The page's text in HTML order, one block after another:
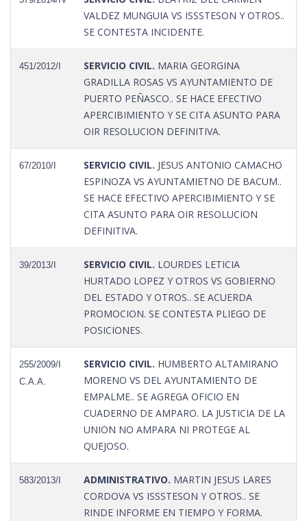
VALDEZ MUNGUIA VS ISSSTESON Y OTROS..
SE CONTESTA INCIDENTE.
451/2012/I SERVICIO CIVIL. MARIA GEORGINA
GRADILLA ROSAS VS AYUNTAMIENTO DE
PUERTO PEÑASCO.. SE HACE EFECTIVO
APERCIBIMIENTO Y SE CITA ASUNTO PARA
OIR RESOLUCION DEFINITIVA.
67/2010/I SERVICIO CIVIL. JESUS ANTONIO CAMACHO
ESPINOZA VS AYUNTAMIETNO DE BACUM..
SE HACE EFECTIVO APERCIBIMIENTO Y SE
CITA ASUNTO PARA OIR RESOLUCION
DEFINITIVA.
39/2013/I SERVICIO CIVIL. LOURDES LETICIA
HURTADO LOPEZ Y OTROS VS GOBIERNO
DEL ESTADO Y OTROS.. SE ACUERDA
PROMOCION. SE CONTESTA PLIEGO DE
POSICIONES.
255/2009/I
C.A.A.
SERVICIO CIVIL. HUMBERTO ALTAMIRANO
MORENO VS DEL AYUNTAMIENTO DE
EMPALME.. SE AGREGA OFICIO EN
CUADERNO DE AMPARO. LA JUSTICIA DE LA
UNION NO AMPARA NI PROTEGE AL
QUEJOSO.
583/2013/I ADMINISTRATIVO. MARTIN JESUS LARES
CORDOVA VS ISSSTESON Y OTROS.. SE
RINDE INFORME EN TIEMPO Y FORMA.